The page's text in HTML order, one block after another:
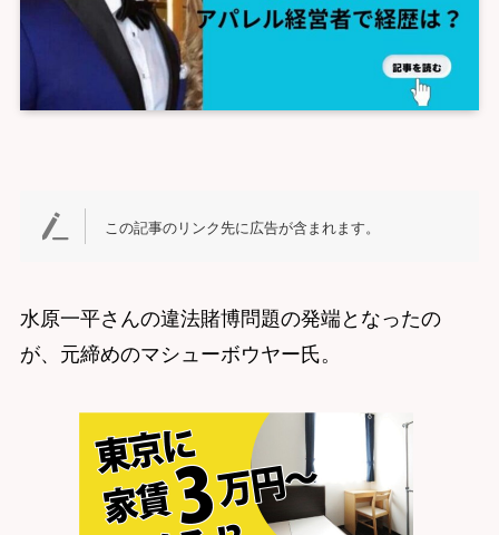
この記事のリンク先に広告が含まれます。
水原一平さんの違法賭博問題の発端となったの
が、元締めのマシューボウヤー氏。